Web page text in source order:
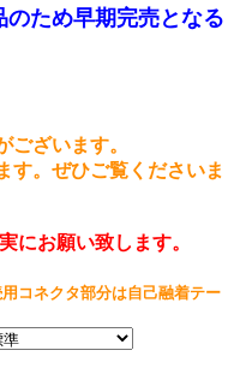
ため早期完売となる
ざいます。
。ぜひご覧くださいま
お願い致します。
コネクタ部分は自己融着テー